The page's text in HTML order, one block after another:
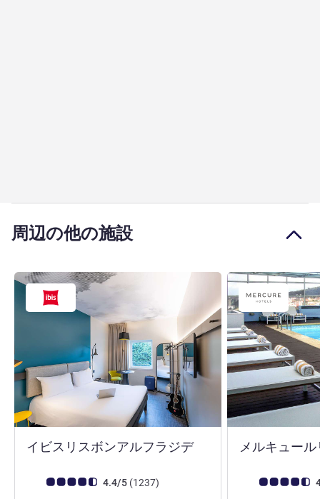
周辺の他の施設
イビスリスボンアルフラジデ2 つ星
お客さまの声 (確認済みレビュー アコーホテルズ)
4.4/5 (1237件のレビュー
)
メルキュー
お客さまの声 (